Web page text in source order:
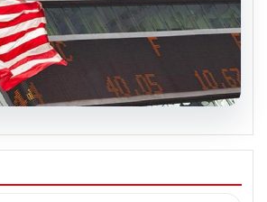
ne zaman açıklanacak?
beklentisi belli oldu